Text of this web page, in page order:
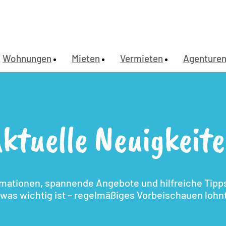
Wohnungen Mieten Vermieten Agenturen
spannende Angebote und hilfreiche
wichtig ist – regelmäßiges Vorbeischauen